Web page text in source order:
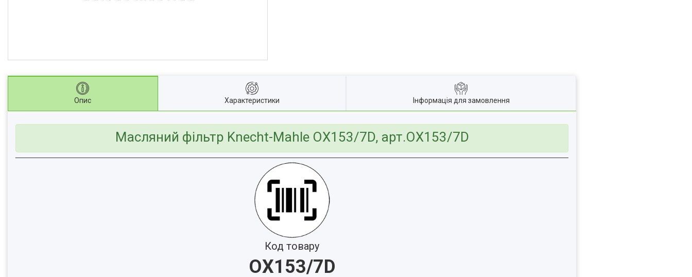
Опис Характеристики Інформація для замовлення
Масляний фільтр Knecht-Mahle OX153/7D, арт.OX153/7D
Код товару
OX153/7D